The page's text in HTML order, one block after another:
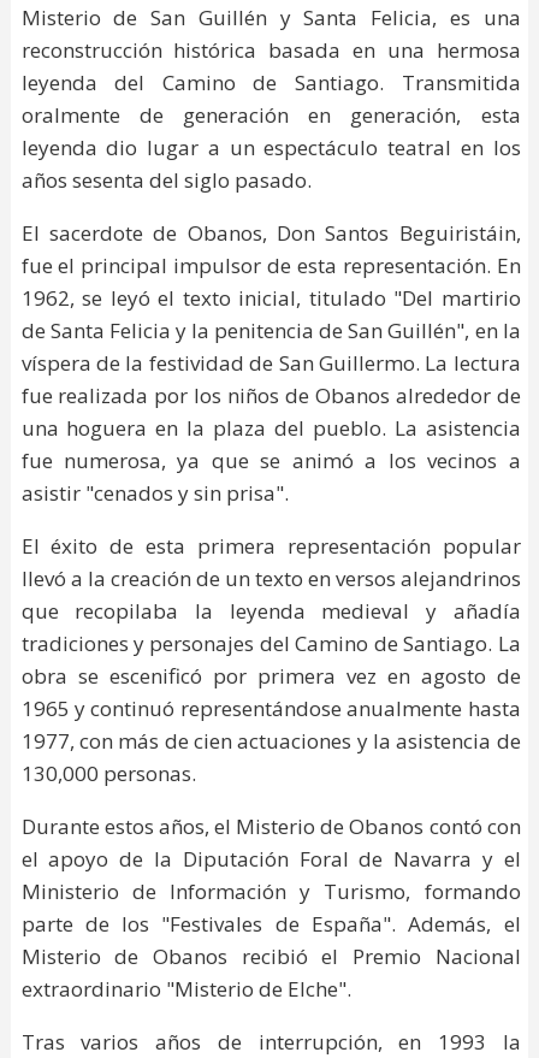
Misterio de San Guillén y Santa Felicia, es una
reconstrucción histórica basada en una hermosa
leyenda del Camino de Santiago. Transmitida
oralmente de generación en generación, esta
leyenda dio lugar a un espectáculo teatral en los
años sesenta del siglo pasado.
El sacerdote de Obanos, Don Santos Beguiristáin,
fue el principal impulsor de esta representación. En
1962, se leyó el texto inicial, titulado "Del martirio
de Santa Felicia y la penitencia de San Guillén", en la
víspera de la festividad de San Guillermo. La lectura
fue realizada por los niños de Obanos alrededor de
una hoguera en la plaza del pueblo. La asistencia
fue numerosa, ya que se animó a los vecinos a
asistir "cenados y sin prisa".
El éxito de esta primera representación popular
llevó a la creación de un texto en versos alejandrinos
que recopilaba la leyenda medieval y añadía
tradiciones y personajes del Camino de Santiago. La
obra se escenificó por primera vez en agosto de
1965 y continuó representándose anualmente hasta
1977, con más de cien actuaciones y la asistencia de
130,000 personas.
Durante estos años, el Misterio de Obanos contó con
el apoyo de la Diputación Foral de Navarra y el
Ministerio de Información y Turismo, formando
parte de los "Festivales de España". Además, el
Misterio de Obanos recibió el Premio Nacional
extraordinario "Misterio de Elche".
Tras varios años de interrupción, en 1993 la